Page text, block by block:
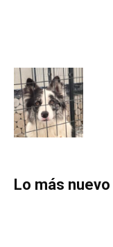
Lo más nuevo